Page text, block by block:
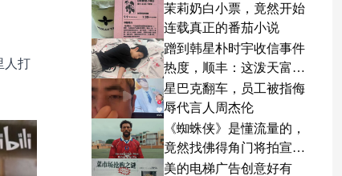
人打
茉莉奶白小票，竟然开始
连载真正的番茄小说
蹭到韩星朴时宇收信事件
热度，顺丰：这泼天富贵
终于轮到我了
星巴克翻车，员工被指侮
辱代言人周杰伦
《蜘蛛侠》是懂流量的，
竟然找佛得角门将拍宣传
片
美的电梯广告创意好有